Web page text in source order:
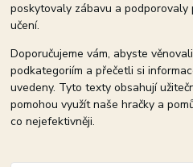
poskytovaly zábavu a
učení.
Doporučujeme vám, abyste
podkategoriím a přečetli si
uvedeny. Tyto texty obsahují
pomohou využít naše hračky a
co nejefektivněji.